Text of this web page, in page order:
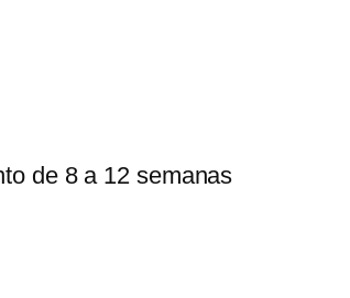
de 8 a 12 semanas